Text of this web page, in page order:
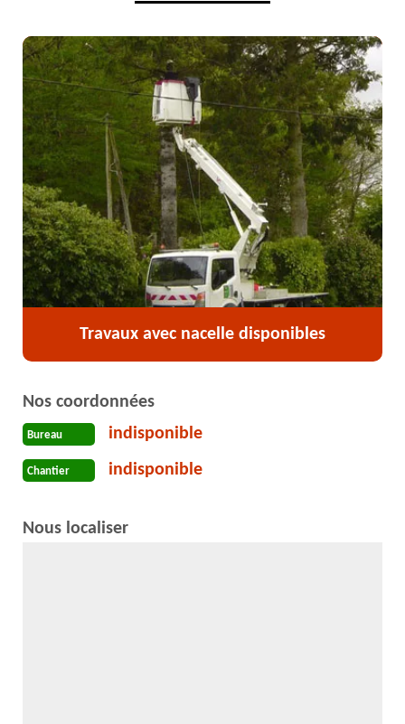
Travaux avec nacelle disponibles
Nos coordonnées
Bureau indisponible
Chantier indisponible
Nous localiser